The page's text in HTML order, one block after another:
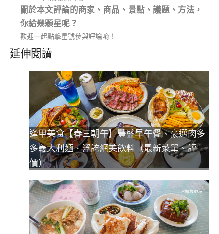
關於本文評論的商家、商品、景點、議題、方法，
你給幾顆星呢？
歡迎一起點擊星號參與評論唷！
延伸閱讀
逢甲美食【春三朝午】豐盛早午餐、豪邁肉多
多義大利麵、浮誇網美飲料（最新菜單、評
價）